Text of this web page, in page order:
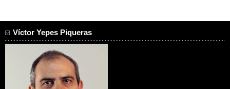
Víctor Yepes Piqueras